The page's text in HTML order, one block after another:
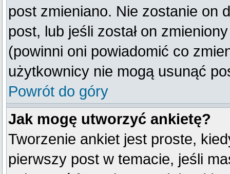
post zmieniano. Nie zostanie on
post, lub jeśli został on
(powinni oni powiadomić co
użytkownicy nie mogą usunąć
Powrót do góry
Jak mogę utworzyć ankietę?
Tworzenie ankiet jest proste,
pierwszy post w temacie, jeśli